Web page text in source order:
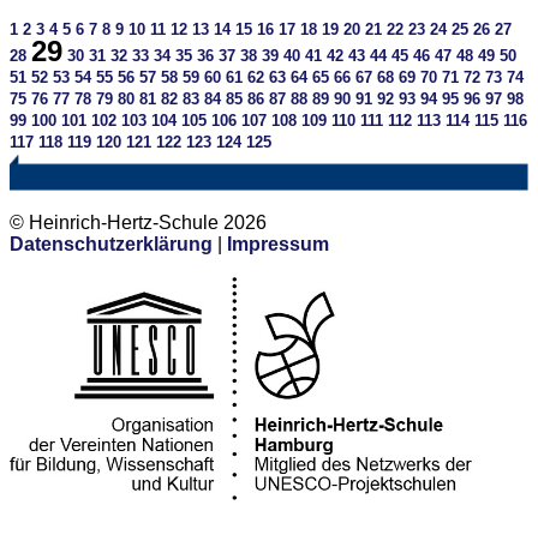
1 2 3 4 5 6 7 8 9 10 11 12 13 14 15 16 17 18 19 20 21 22 23 24 25 26 27
28 29 30 31 32 33 34 35 36 37 38 39 40 41 42 43 44 45 46 47 48 49 50
51 52 53 54 55 56 57 58 59 60 61 62 63 64 65 66 67 68 69 70 71 72 73 74
75 76 77 78 79 80 81 82 83 84 85 86 87 88 89 90 91 92 93 94 95 96 97 98
99 100 101 102 103 104 105 106 107 108 109 110 111 112 113 114 115 116
117 118 119 120 121 122 123 124 125
© Heinrich-Hertz-Schule 2026
Datenschutzerklärung
Impressum